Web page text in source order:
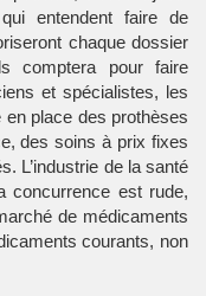
entendent faire de
chaque dossier
comptera pour faire
et spécialistes, les
place des prothèses
des soins à prix fixes
L’industrie de la santé
concurrence est rude,
de médicaments
courants, non